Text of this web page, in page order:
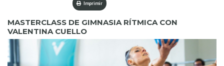
Imprimir
MASTERCLASS DE GIMNASIA RÍTMICA CON
VALENTINA CUELLO